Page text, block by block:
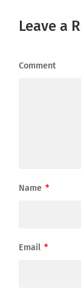
Leave a
Comment
Name *
Email *